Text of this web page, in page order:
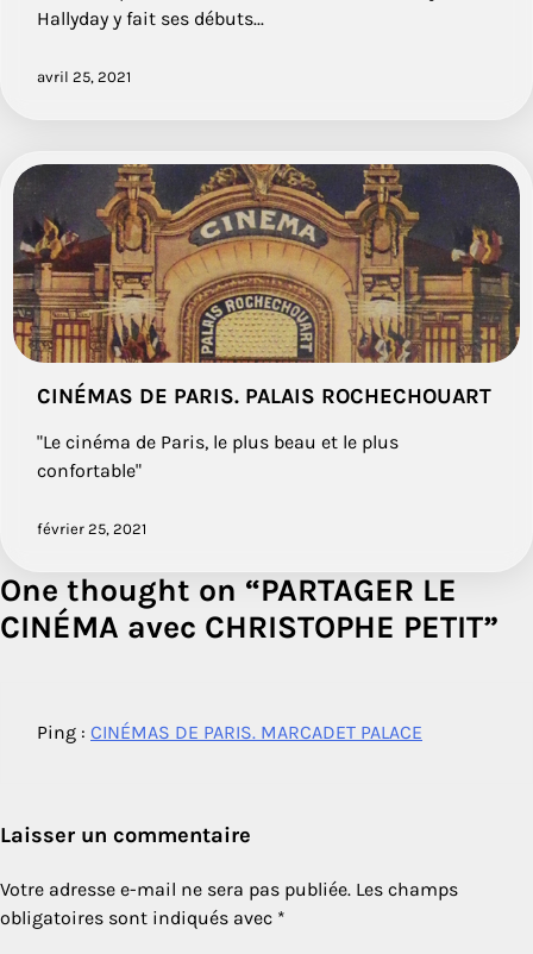
Hallyday y fait ses débuts...
avril 25, 2021
CINÉMAS DE PARIS. PALAIS ROCHECHOUART
"Le cinéma de Paris, le plus beau et le plus
confortable"
février 25, 2021
One thought on “PARTAGER LE
CINÉMA avec CHRISTOPHE PETIT”
Ping : CINÉMAS DE PARIS. MARCADET PALACE
Laisser un commentaire
Votre adresse e-mail ne sera pas publiée. Les champs
obligatoires sont indiqués avec *